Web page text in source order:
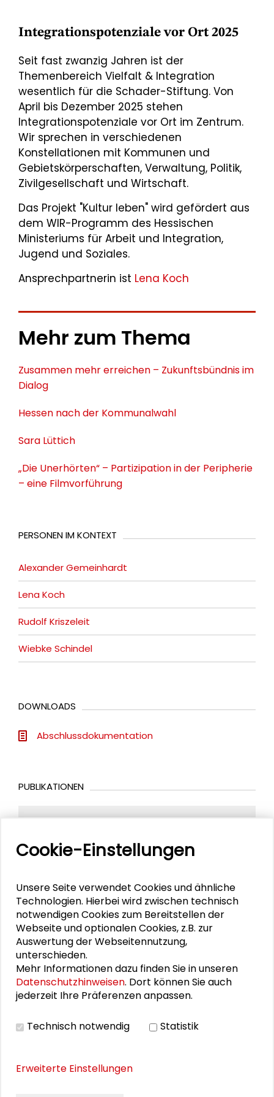
Integrationspotenziale vor Ort 2025
Seit fast zwanzig Jahren ist der
Themenbereich Vielfalt & Integration
wesentlich für die Schader-Stiftung. Von
April bis Dezember 2025 stehen
Integrationspotenziale vor Ort im Zentrum.
Wir sprechen in verschiedenen
Konstellationen mit Kommunen und
Gebietskörperschaften, Verwaltung, Politik,
Zivilgesellschaft und Wirtschaft.
Das Projekt "Kultur leben" wird gefördert aus
dem WIR-Programm des Hessischen
Ministeriums für Arbeit und Integration,
Jugend und Soziales.
Ansprechpartnerin ist Lena Koch
Mehr zum Thema
Zusammen mehr erreichen – Zukunftsbündnis im
Dialog
Hessen nach der Kommunalwahl
Sara Lüttich
„Die Unerhörten“ – Partizipation in der Peripherie
– eine Filmvorführung
PERSONEN IM KONTEXT
Alexander Gemeinhardt
Lena Koch
Rudolf Kriszeleit
Wiebke Schindel
DOWNLOADS
Abschlussdokumentation
PUBLIKATIONEN
Gewinnung von Fachkräften – sind wir
bereit für mehr Zuwanderung?
Erfolgreiche Integration im ländlichen
Raum
Integrationspotenziale in kleinen Städten
und Landkreisen
Angebotsstrukturen für Integration im
ländlichen Raum
THEMEN ZU DIESEM BEITRAG
Cookie-Einstellungen
Unsere Seite verwendet Cookies und ähnliche
Technologien. Hierbei wird zwischen technisch
notwendigen Cookies zum Bereitstellen der
Webseite und optionalen Cookies, z.B. zur
Auswertung der Webseitennutzung,
unterschieden.
Mehr Informationen dazu finden Sie in unseren
Datenschutzhinweisen. Dort können Sie auch
jederzeit Ihre Präferenzen anpassen.
Technisch notwendig Statistik
Erweiterte Einstellungen